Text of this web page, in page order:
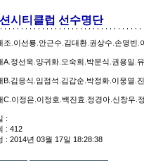
시티클럽 선수명단
조.이선룡.안근수.김대환.권상수.손영빈.
A.정선욱.양귀화.오숙희.박문식.권용일.
B.김응식.임점석.김갑순.박정화.이웅열.
C.이정은.이정호.백진효.정경아.신창우.
:
: 412
: 2014년 03월 17일 18:28:38